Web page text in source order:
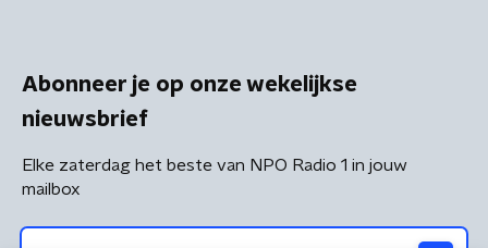
Abonneer je op onze wekelijkse
nieuwsbrief
Elke zaterdag het beste van NPO Radio 1 in jouw
mailbox